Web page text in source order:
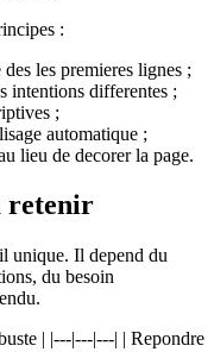
:
les premieres lignes ;
intentions differentes ;
;
automatique ;
lieu de decorer la page.
retenir
unique. Il depend du
du besoin
| |---|---|---| | Repondre